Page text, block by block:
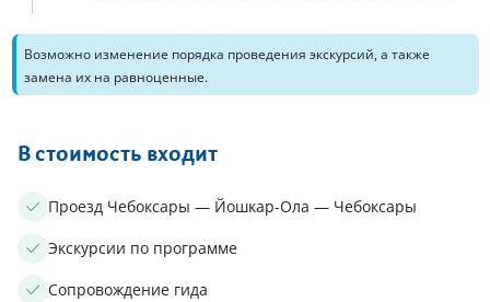
Возможно изменение порядка проведения экскурсий, а также
замена их на равноценные.
В стоимость входит
Проезд Чебоксары — Йошкар-Ола — Чебоксары
Экскурсии по программе
Сопровождение гида